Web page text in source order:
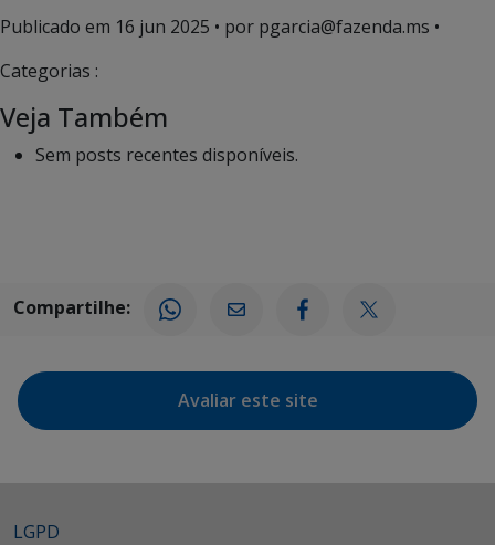
Publicado em 16 jun 2025 • por pgarcia@fazenda.ms •
Categorias :
Veja Também
Sem posts recentes disponíveis.
Compartilhe:
Avaliar este site
LGPD